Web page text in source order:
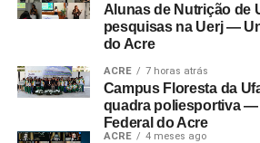
Alunas de Nutrição de
pesquisas na Uerj —
do Acre
ACRE 7 horas atrás
Campus Floresta da
quadra poliesportiva —
Federal do Acre
ACRE 4 meses ago